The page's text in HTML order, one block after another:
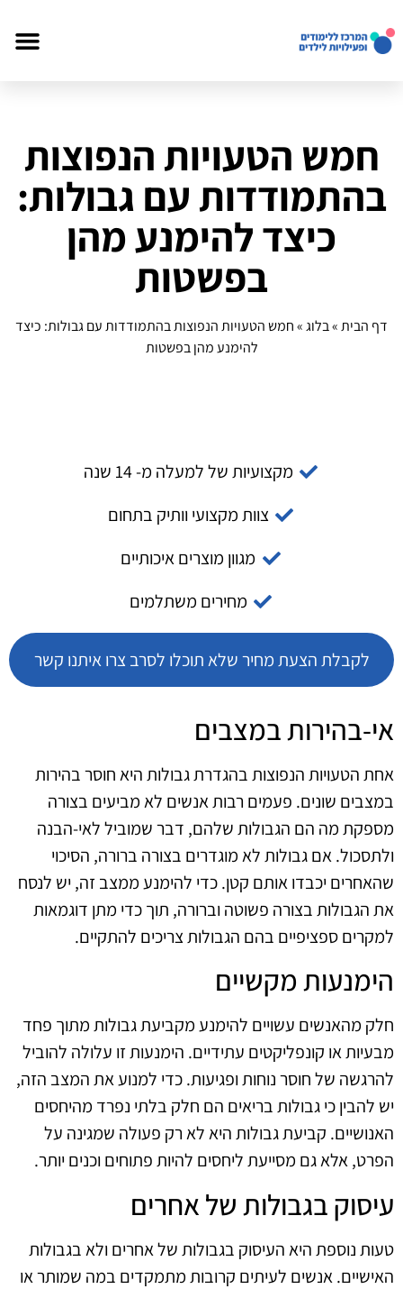
חמש הטעויות הנפוצות
בהתמודדות עם גבולות:
כיצד להימנע מהן
בפשטות
דף הבית»בלוג»חמש הטעויות הנפוצות בהתמודדות עם גבולות: כיצד
להימנע מהן בפשטות
מקצועיות של למעלה מ- 14 שנה
צוות מקצועי וותיק בתחום
מגוון מוצרים איכותיים
מחירים משתלמים
לקבלת הצעת מחיר שלא תוכלו לסרב צרו איתנו קשר
אי-בהירות במצבים
אחת הטעויות הנפוצות בהגדרת גבולות היא חוסר בהירות
במצבים שונים. פעמים רבות אנשים לא מביעים בצורה
מספקת מה הם הגבולות שלהם, דבר שמוביל לאי-הבנה
ולתסכול. אם גבולות לא מוגדרים בצורה ברורה, הסיכוי
שהאחרים יכבדו אותם קטן. כדי להימנע ממצב זה, יש לנסח
את הגבולות בצורה פשוטה וברורה, תוך כדי מתן דוגמאות
למקרים ספציפיים בהם הגבולות צריכים להתקיים.
הימנעות מקשיים
חלק מהאנשים עשויים להימנע מקביעת גבולות מתוך פחד
מבעיות או קונפליקטים עתידיים. הימנעות זו עלולה להוביל
להרגשה של חוסר נוחות ופגיעות. כדי למנוע את המצב הזה,
יש להבין כי גבולות בריאים הם חלק בלתי נפרד מהיחסים
האנושיים. קביעת גבולות היא לא רק פעולה שמגינה על
הפרט, אלא גם מסייעת ליחסים להיות פתוחים וכנים יותר.
עיסוק בגבולות של אחרים
טעות נוספת היא העיסוק בגבולות של אחרים ולא בגבולות
האישיים. אנשים לעיתים קרובות מתמקדים במה שמותר או